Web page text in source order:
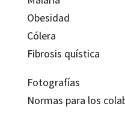
Obesidad
Cólera
Fibrosis quística
Fotografías
Normas para los